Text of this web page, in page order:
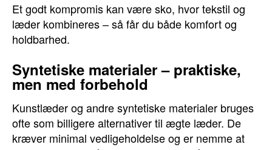
Et godt kompromis kan være sko, hvor tekstil og
læder kombineres – så får du både komfort og
holdbarhed.
Syntetiske materialer – praktiske,
men med forbehold
Kunstlæder og andre syntetiske materialer bruges
ofte som billigere alternativer til ægte læder. De
kræver minimal vedligeholdelse og er nemme at